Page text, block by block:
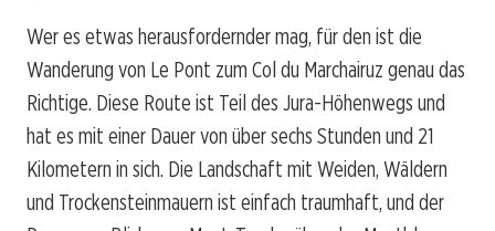
Wer es etwas herausfordernder mag, für den ist die
Wanderung von Le Pont zum Col du Marchairuz genau das
Richtige. Diese Route ist Teil des Jura-Höhenwegs und
hat es mit einer Dauer von über sechs Stunden und 21
Kilometern in sich. Die Landschaft mit Weiden, Wäldern
und Trockensteinmauern ist einfach traumhaft, und der